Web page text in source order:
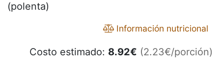
(polenta)
Información nutricional
Costo estimado: 8.92€ (2.23€/porción)